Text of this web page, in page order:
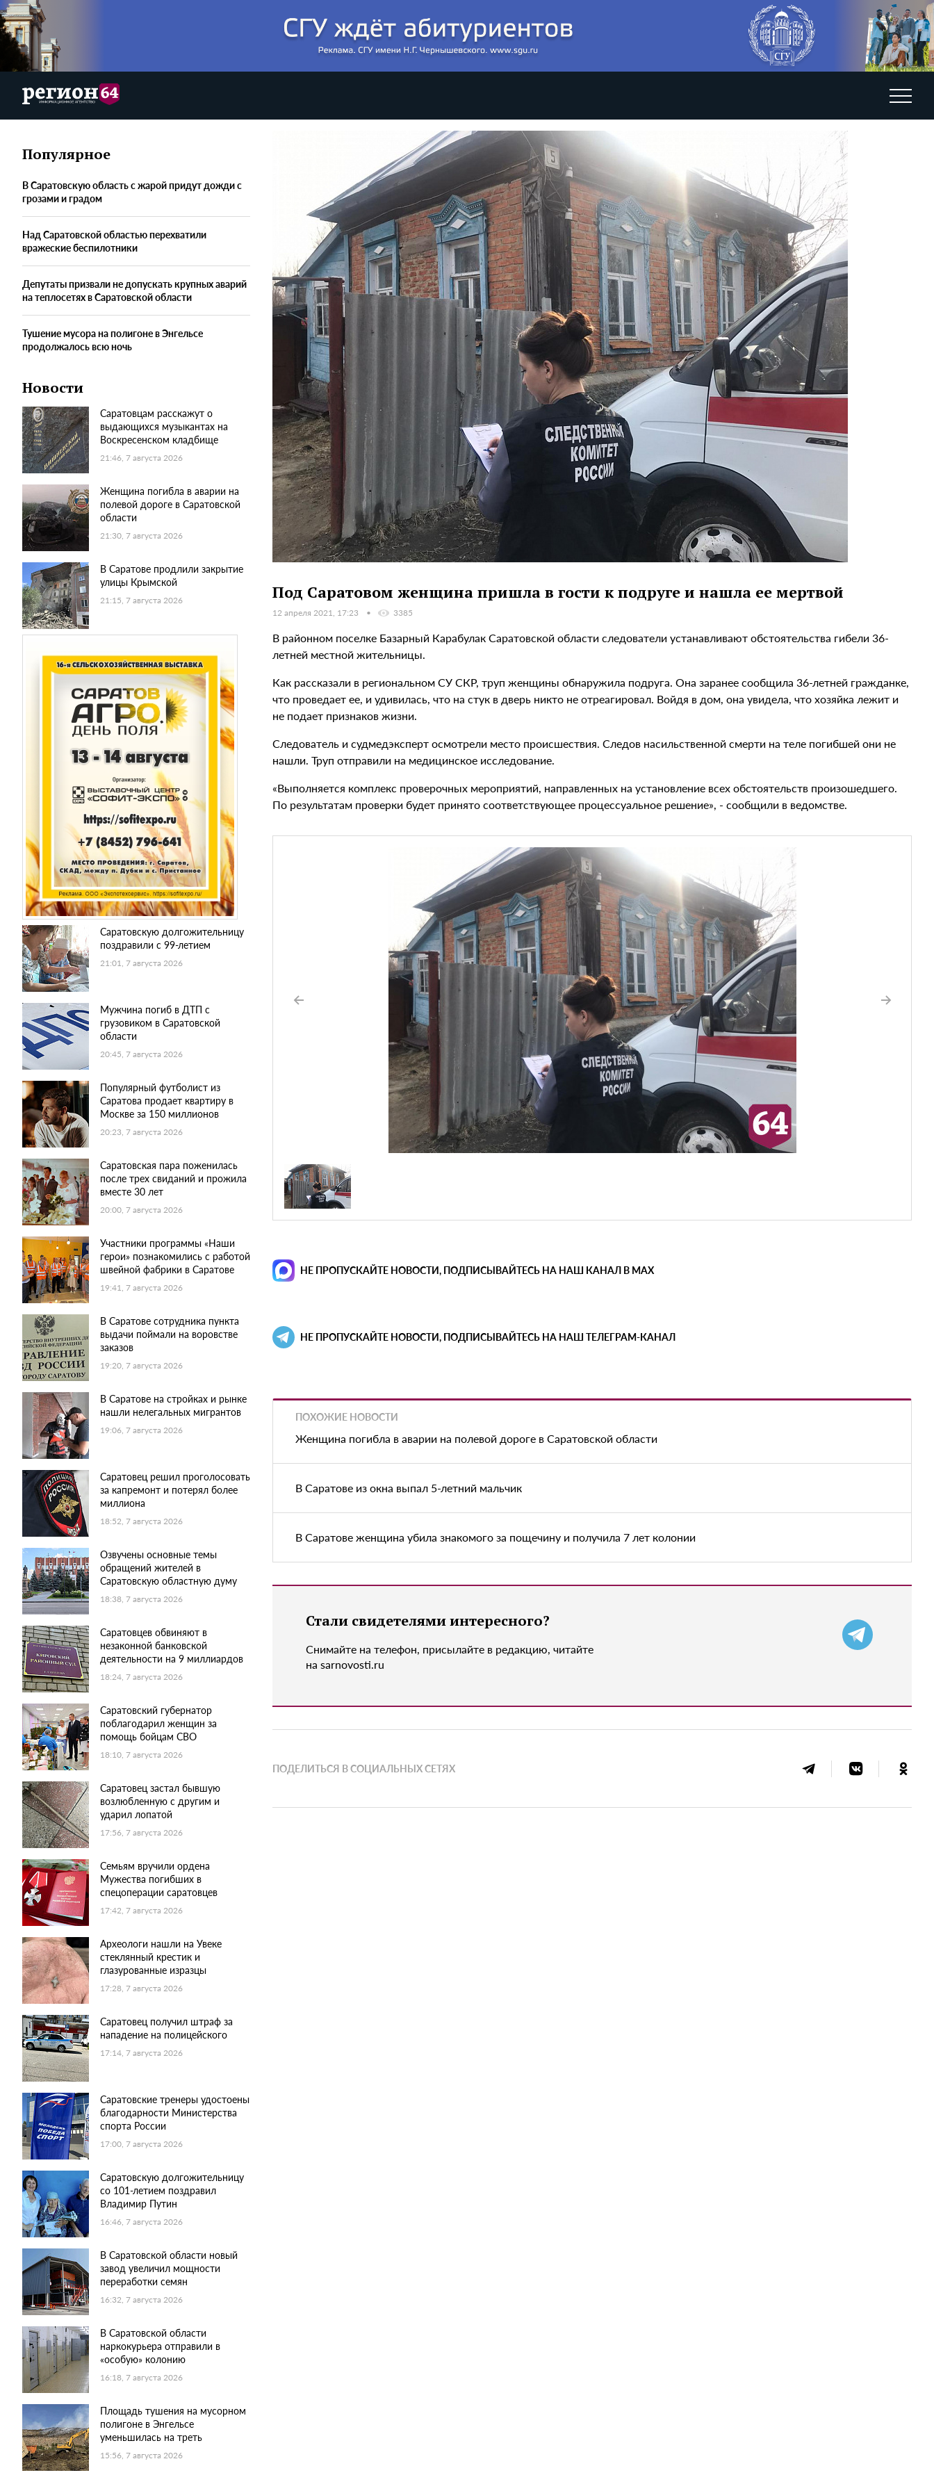
Популярное
В Саратовскую область с жарой придут дожди с
грозами и градом
Над Саратовской областью перехватили
вражеские беспилотники
Депутаты призвали не допускать крупных аварий
на теплосетях в Саратовской области
Тушение мусора на полигоне в Энгельсе
продолжалось всю ночь
Новости
Саратовцам расскажут о
выдающихся музыкантах на
Воскресенском кладбище
21:46, 7 августа 2026
Женщина погибла в аварии на
полевой дороге в Саратовской
области
21:30, 7 августа 2026
В Саратове продлили закрытие
улицы Крымской
21:15, 7 августа 2026
Саратовскую долгожительницу
поздравили с 99-летием
21:01, 7 августа 2026
Мужчина погиб в ДТП с
грузовиком в Саратовской
области
20:45, 7 августа 2026
Популярный футболист из
Саратова продает квартиру в
Москве за 150 миллионов
20:23, 7 августа 2026
Саратовская пара поженилась
после трех свиданий и прожила
вместе 30 лет
20:00, 7 августа 2026
Участники программы «Наши
герои» познакомились с работой
швейной фабрики в Саратове
19:41, 7 августа 2026
В Саратове сотрудника пункта
выдачи поймали на воровстве
заказов
19:20, 7 августа 2026
В Саратове на стройках и рынке
нашли нелегальных мигрантов
19:06, 7 августа 2026
Саратовец решил проголосовать
за капремонт и потерял более
миллиона
18:52, 7 августа 2026
Озвучены основные темы
обращений жителей в
Саратовскую областную думу
18:38, 7 августа 2026
Саратовцев обвиняют в
незаконной банковской
деятельности на 9 миллиардов
18:24, 7 августа 2026
Саратовский губернатор
поблагодарил женщин за
помощь бойцам СВО
18:10, 7 августа 2026
Саратовец застал бывшую
возлюбленную с другим и
ударил лопатой
17:56, 7 августа 2026
Семьям вручили ордена
Мужества погибших в
спецоперации саратовцев
17:42, 7 августа 2026
Археологи нашли на Увеке
стеклянный крестик и
глазурованные изразцы
17:28, 7 августа 2026
Саратовец получил штраф за
нападение на полицейского
17:14, 7 августа 2026
Саратовские тренеры удостоены
благодарности Министерства
спорта России
17:00, 7 августа 2026
Саратовскую долгожительницу
со 101-летием поздравил
Владимир Путин
16:46, 7 августа 2026
В Саратовской области новый
завод увеличил мощности
переработки семян
16:32, 7 августа 2026
В Саратовской области
наркокурьера отправили в
«особую» колонию
16:18, 7 августа 2026
Площадь тушения на мусорном
полигоне в Энгельсе
уменьшилась на треть
15:56, 7 августа 2026
Под Саратовом женщина пришла в гости к подруге и нашла ее мертвой
12 апреля 2021, 17:23 3385
В районном поселке Базарный Карабулак Саратовской области следователи устанавливают обстоятельства гибели 36-
летней местной жительницы.
Как рассказали в региональном СУ СКР, труп женщины обнаружила подруга. Она заранее сообщила 36-летней гражданке,
что проведает ее, и удивилась, что на стук в дверь никто не отреагировал. Войдя в дом, она увидела, что хозяйка лежит и
не подает признаков жизни.
Следователь и судмедэксперт осмотрели место происшествия. Следов насильственной смерти на теле погибшей они не
нашли. Труп отправили на медицинское исследование.
«Выполняется комплекс проверочных мероприятий, направленных на установление всех обстоятельств произошедшего.
По результатам проверки будет принято соответствующее процессуальное решение», - сообщили в ведомстве.
НЕ ПРОПУСКАЙТЕ НОВОСТИ, ПОДПИСЫВАЙТЕСЬ НА НАШ КАНАЛ В MAX
НЕ ПРОПУСКАЙТЕ НОВОСТИ, ПОДПИСЫВАЙТЕСЬ НА НАШ ТЕЛЕГРАМ-КАНАЛ
ПОХОЖИЕ НОВОСТИ
Женщина погибла в аварии на полевой дороге в Саратовской области
В Саратове из окна выпал 5-летний мальчик
В Саратове женщина убила знакомого за пощечину и получила 7 лет колонии
Стали свидетелями интересного?
Снимайте на телефон, присылайте в редакцию, читайте
на sarnovosti.ru
ПОДЕЛИТЬСЯ В СОЦИАЛЬНЫХ СЕТЯХ